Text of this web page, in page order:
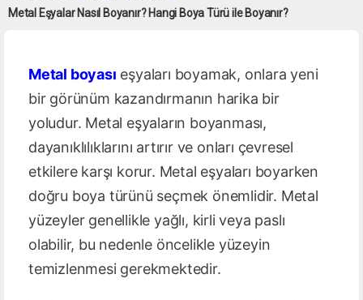
Metal Eşyalar Nasıl Boyanır? Hangi Boya Türü ile Boyanır?
Metal boyası eşyaları boyamak, onlara yeni
bir görünüm kazandırmanın harika bir
yoludur. Metal eşyaların boyanması,
dayanıklılıklarını artırır ve onları çevresel
etkilere karşı korur. Metal eşyaları boyarken
doğru boya türünü seçmek önemlidir. Metal
yüzeyler genellikle yağlı, kirli veya paslı
olabilir, bu nedenle öncelikle yüzeyin
temizlenmesi gerekmektedir.